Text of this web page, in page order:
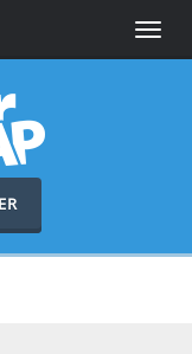
Toggle